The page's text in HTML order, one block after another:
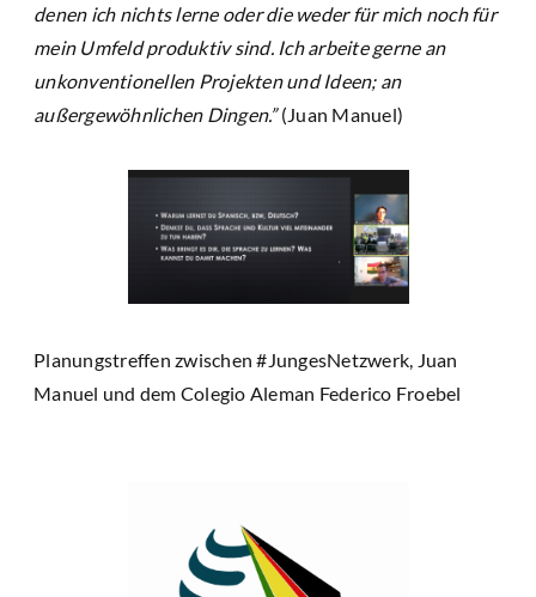
denen ich nichts lerne oder die weder für mich noch für
mein Umfeld produktiv sind. Ich arbeite gerne an
unkonventionellen Projekten und Ideen; an
außergewöhnlichen Dingen.”(Juan Manuel)
Planungstreffen zwischen #JungesNetzwerk, Juan
Manuel und dem Colegio Aleman Federico Froebel